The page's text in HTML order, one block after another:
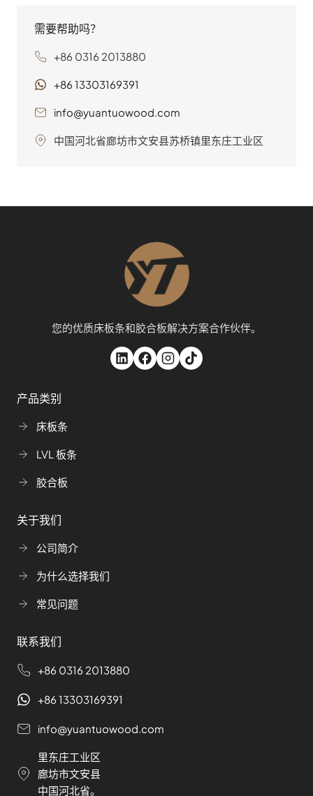
需要帮助吗？
+86 0316 2013880
+86 13303169391
info@yuantuowood.com
中国河北省廊坊市文安县苏桥镇里东庄工业区
您的优质床板条和胶合板解决方案合作伙伴。
产品类别
床板条
LVL 板条
胶合板
关于我们
公司简介
为什么选择我们
常见问题
联系我们
+86 0316 2013880
+86 13303169391
info@yuantuowood.com
里东庄工业区
廊坊市文安县
中国河北省。